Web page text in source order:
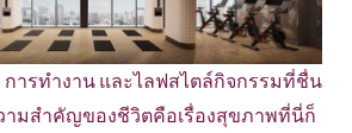
การทำงาน และไลฟสไตล์กิจกรรมที่ชื่น
ามสำคัญของชีวิตคือเรื่องสุขภาพที่นี่ก็